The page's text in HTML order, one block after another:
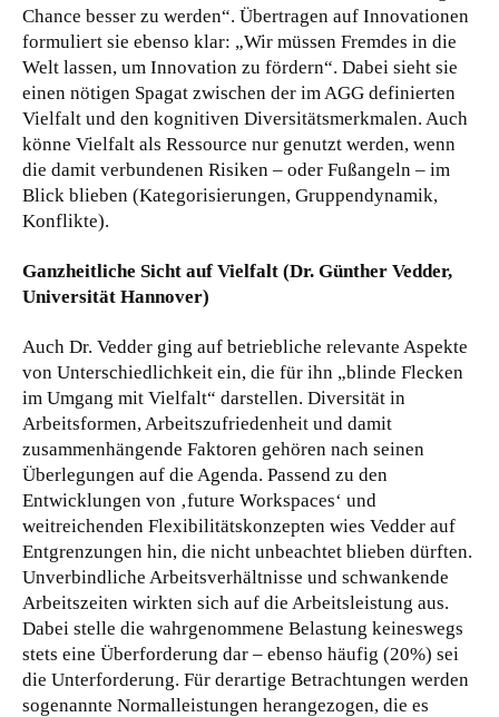
Chance besser zu werden“. Übertragen auf Innovationen
formuliert sie ebenso klar: „Wir müssen Fremdes in die
Welt lassen, um Innovation zu fördern“. Dabei sieht sie
einen nötigen Spagat zwischen der im AGG definierten
Vielfalt und den kognitiven Diversitätsmerkmalen. Auch
könne Vielfalt als Ressource nur genutzt werden, wenn
die damit verbundenen Risiken – oder Fußangeln – im
Blick blieben (Kategorisierungen, Gruppendynamik,
Konflikte).
Ganzheitliche Sicht auf Vielfalt (Dr. Günther Vedder,
Universität Hannover)
Auch Dr. Vedder ging auf betriebliche relevante Aspekte
von Unterschiedlichkeit ein, die für ihn „blinde Flecken
im Umgang mit Vielfalt“ darstellen. Diversität in
Arbeitsformen, Arbeitszufriedenheit und damit
zusammenhängende Faktoren gehören nach seinen
Überlegungen auf die Agenda. Passend zu den
Entwicklungen von ‚future Workspaces‘ und
weitreichenden Flexibilitätskonzepten wies Vedder auf
Entgrenzungen hin, die nicht unbeachtet blieben dürften.
Unverbindliche Arbeitsverhältnisse und schwankende
Arbeitszeiten wirkten sich auf die Arbeitsleistung aus.
Dabei stelle die wahrgenommene Belastung keineswegs
stets eine Überforderung dar – ebenso häufig (20%) sei
die Unterforderung. Für derartige Betrachtungen werden
sogenannte Normalleistungen herangezogen, die es